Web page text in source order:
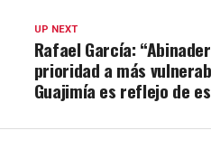
UP NEXT
Rafael García:
prioridad a más
Guajimía es reflejo de